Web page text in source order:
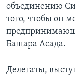
объединению
того, чтобы он
Башара Асада.
Делегаты,